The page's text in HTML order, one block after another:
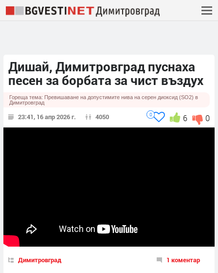
Дишай, Димитровград пуснаха
песен за борбата за чист въздух
Гореща тема: Превишаване на допустимите нива на серен диоксид (SO2) в
Димитровград
23:41, 16 апр 2026 г. 4050 0
6
0
Димитровград 1 коментар